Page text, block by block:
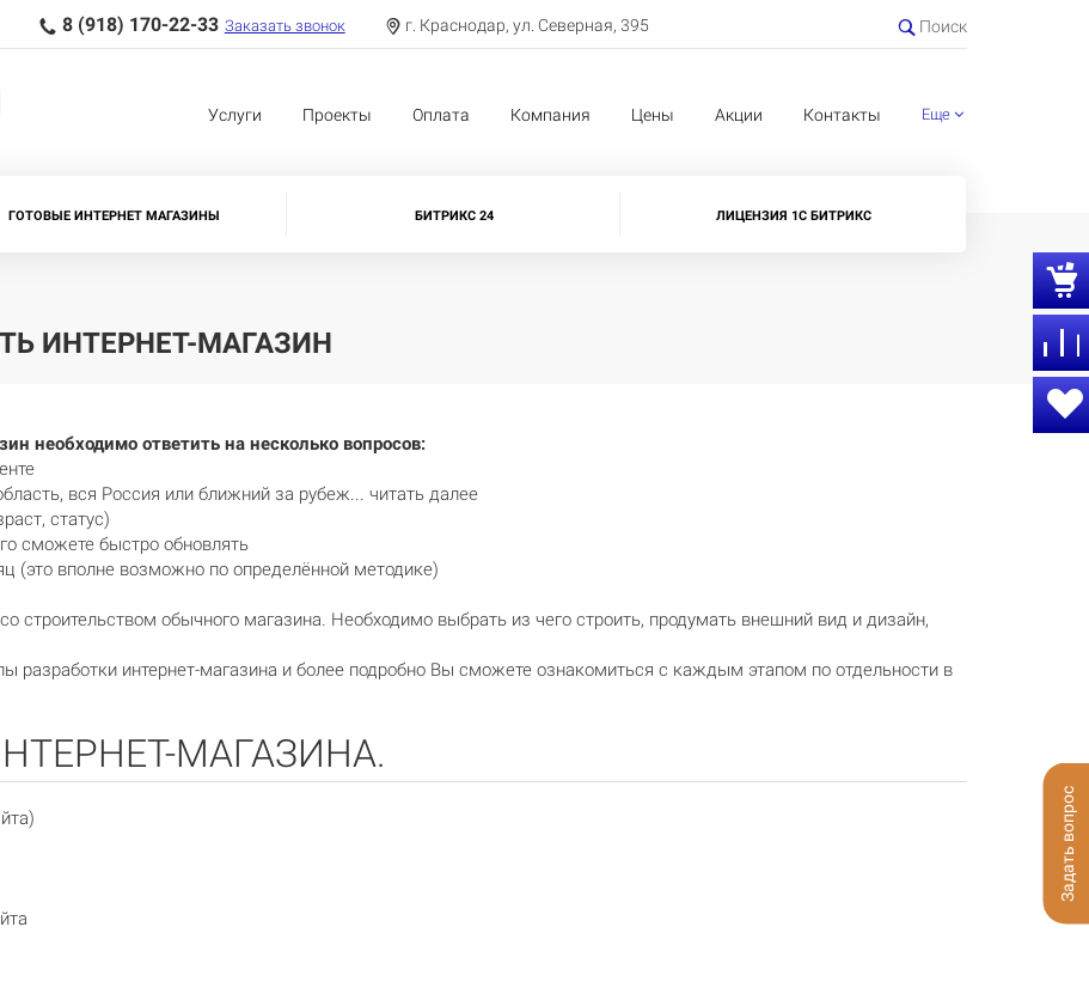
8 (918) 170-22-33 Заказать звонок г. Краснодар, ул. Северная, 395 Поиск
Услуги Проекты Оплата Компания Цены Акции Контакты Еще
ГОТОВЫЕ ИНТЕРНЕТ МАГАЗИНЫ БИТРИКС 24 ЛИЦЕНЗИЯ 1С БИТРИКС
ИНТЕРНЕТ-МАГАЗИН
необходимо ответить на несколько вопросов:
вся Россия или ближний за рубеж... читать далее
статус)
сможете быстро обновлять
(это вполне возможно по определённой методике)
строительством обычного магазина. Необходимо выбрать из чего строить, продумать внешний вид и дизайн,
разработки интернет-магазина и более подробно Вы сможете ознакомиться с каждым этапом по отдельности в
МАГАЗИНА.
Задать вопрос